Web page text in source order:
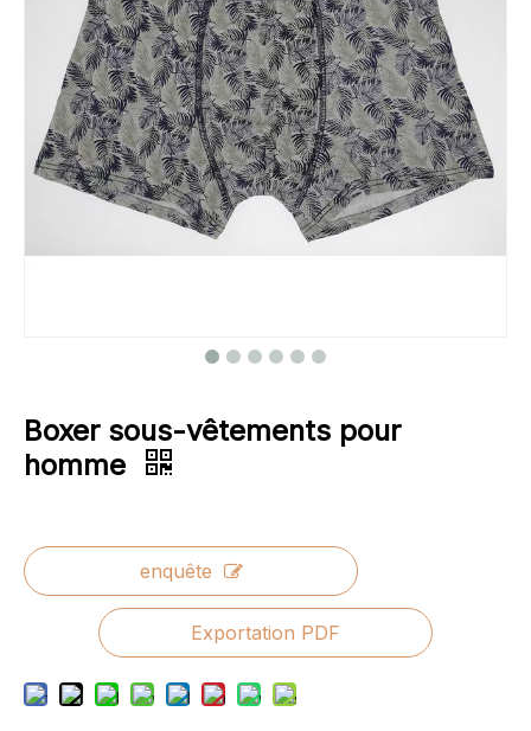
Boxer sous-vêtements pour
homme
enquête
Exportation PDF